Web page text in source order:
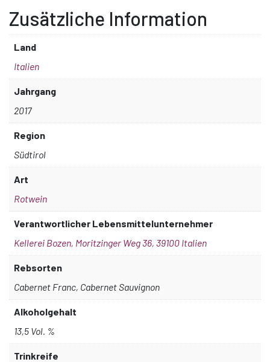
Zusätzliche Information
Land
Italien
Jahrgang
2017
Region
Südtirol
Art
Rotwein
Verantwortlicher Lebensmittelunternehmer
Kellerei Bozen, Moritzinger Weg 36, 39100 Italien
Rebsorten
Cabernet Franc, Cabernet Sauvignon
Alkoholgehalt
13,5 Vol. %
Trinkreife